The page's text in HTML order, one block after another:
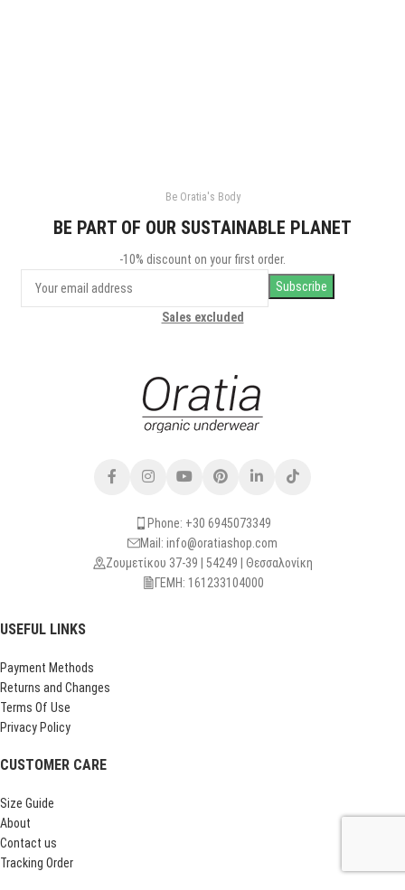
Be Oratia's Body
BE PART OF OUR SUSTAINABLE PLANET
-10% discount on your first order.
Sales excluded
Phone: +30 6945073349
Mail: info@oratiashop.com
Ζουμετίκου 37-39 | 54249 | Θεσσαλονίκη
ΓΕΜΗ: 161233104000
USEFUL LINKS
Payment Methods
Returns and Changes
Terms Of Use
Privacy Policy
CUSTOMER CARE
Size Guide
About
Contact us
Tracking Order